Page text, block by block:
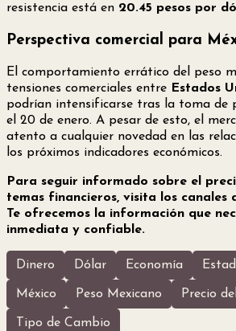
resistencia está en 20.45 pesos por
Perspectiva comercial para
El comportamiento errático del peso
tensiones comerciales entre Estados
podrían intensificarse tras la toma de
el 20 de enero. A pesar de esto, el
atento a cualquier novedad en las
los próximos indicadores económicos.
Para seguir informado sobre el
temas financieros, visita los canales
Te ofrecemos la información que
inmediata y confiable.
Dinero Dólar Economía
México Peso Mexicano Precio
Tipo de Cambio